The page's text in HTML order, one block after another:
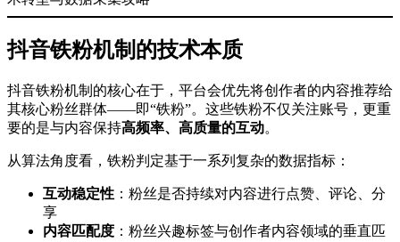
抖音铁粉机制的技术本质
抖音铁粉机制的核心在于，平台会优先将创作者的内容推荐给
其核心粉丝群体——即“铁粉”。这些铁粉不仅关注账号，更重
要的是与内容保持高频率、高质量的互动。
从算法角度看，铁粉判定基于一系列复杂的数据指标：
互动稳定性 ：粉丝是否持续对内容进行点赞、评论、分
享
内容匹配度 ：粉丝兴趣标签与创作者内容领域的垂直匹